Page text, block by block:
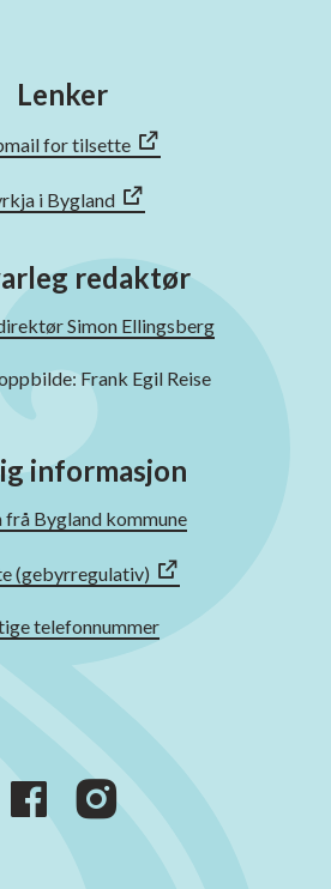
Lenker
for tilsette
i Bygland
redaktør
Simon Ellingsberg
Frank Egil Reise
informasjon
frå Bygland kommune
(gebyrregulativ)
telefonnummer